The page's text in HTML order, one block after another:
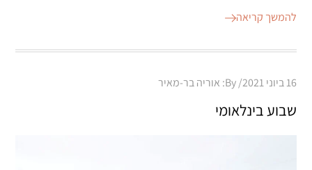
להמשך קריאה
Posted
16 ביוני 2021 By: אוריה בר-מאיר
שבוע בינלאומי